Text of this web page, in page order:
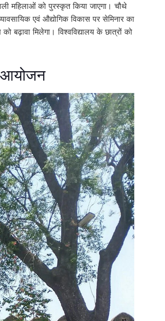
महिलाओं को पुरस्कृत किया जाएगा। चौथे
एवं औद्योगिक विकास पर सेमिनार का
बढ़ावा मिलेगा। विश्वविद्यालय के छात्रों को
आयोजन